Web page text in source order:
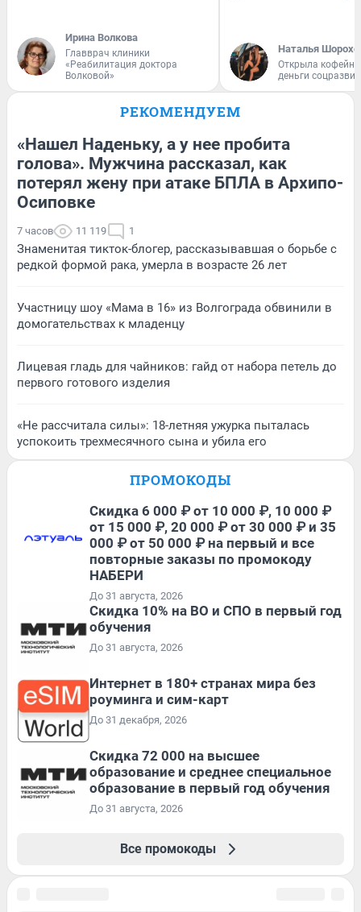
Ирина Волкова
Главврач клиники
«Реабилитация доктора
Волковой»
Наталья
Открыла
деньги
РЕКОМЕНДУЕМ
«Нашел Наденьку, а у нее пробита
голова». Мужчина рассказал, как
потерял жену при атаке БПЛА в Архипо-
Осиповке
7 часов 11 119 1
Знаменитая тикток-блогер, рассказывавшая о борьбе с
редкой формой рака, умерла в возрасте 26 лет
Участницу шоу «Мама в 16» из Волгограда обвинили в
домогательствах к младенцу
Лицевая гладь для чайников: гайд от набора петель до
первого готового изделия
«Не рассчитала силы»: 18-летняя ужурка пыталась
успокоить трехмесячного сына и убила его
ПРОМОКОДЫ
Скидка 6 000 ₽ от 10 000 ₽, 10 000 ₽
от 15 000 ₽, 20 000 ₽ от 30 000 ₽ и 35
000 ₽ от 50 000 ₽ на первый и все
повторные заказы по промокоду
НАБЕРИ
До 31 августа, 2026
Скидка 10% на ВО и СПО в первый год
обучения
До 31 августа, 2026
Интернет в 180+ странах мира без
роуминга и сим-карт
До 31 декабря, 2026
Скидка 72 000 на высшее
образование и среднее специальное
образование в первый год обучения
До 31 августа, 2026
Все промокоды